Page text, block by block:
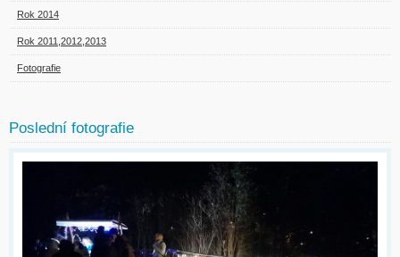
Rok 2014
Rok 2011,2012,2013
Fotografie
Poslední fotografie